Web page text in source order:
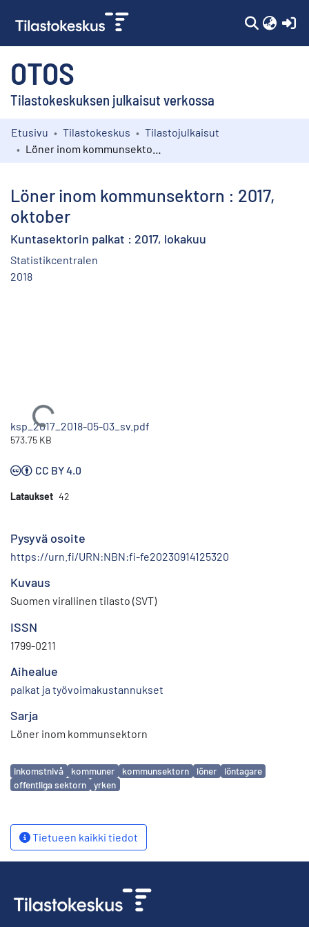
OTOS
Tilastokeskuksen julkaisut verkossa
Kokoelmat
Etusivu Tilastokeskus
Tilastojulkaisut
Löner inom kommunsektorn : 2017,
oktober
Kuntasektorin palkat : 2017, lokakuu
Statistikcentralen
2018
Ladataan...
ksp_2017_2018-05-03_sv.pdf
573.75 KB
CC BY 4.0
Lataukset 42
Pysyvä osoite
https://urn.fi/URN:NBN:fi-fe20230914125320
Kuvaus
Suomen virallinen tilasto (SVT)
ISSN
1799-0211
Aihealue
palkat ja työvoimakustannukset
Sarja
Löner inom kommunsektorn
Avainsanat
inkomstnivå kommuner kommunsektorn löner
löntagare
offentliga sektorn
yrken
Tietueen kaikki tiedot